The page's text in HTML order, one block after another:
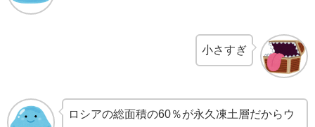
小さすぎ
ロシアの総面積の60％が永久凍土層だからウ